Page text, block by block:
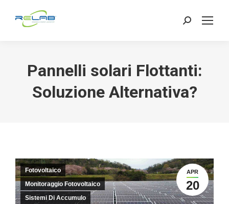
Search:
Pannelli solari Flottanti:
Soluzione Alternativa?
APR
20
Fotovoltaico
Monitoraggio Fotovoltaico
Sistemi Di Accumulo